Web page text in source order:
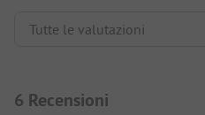
6 Recensioni